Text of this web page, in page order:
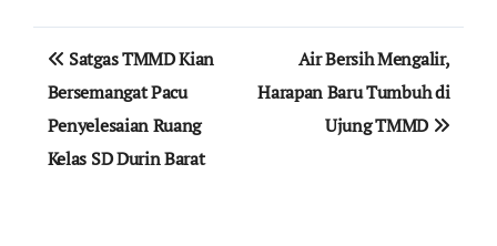
Navigasi
pos
Satgas TMMD Kian
Bersemangat Pacu
Penyelesaian Ruang
Kelas SD Durin Barat
Air Bersih Mengalir,
Harapan Baru Tumbuh di
Ujung TMMD